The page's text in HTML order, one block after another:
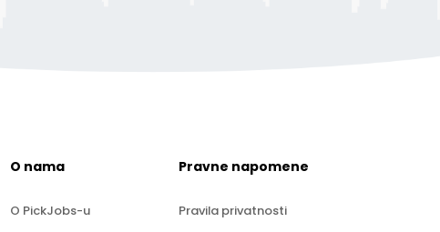
O nama
O PickJobs-u
Pravne napomene
Pravila privatnosti